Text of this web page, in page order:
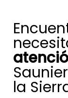
la